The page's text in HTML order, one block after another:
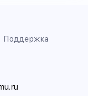
Поддержка